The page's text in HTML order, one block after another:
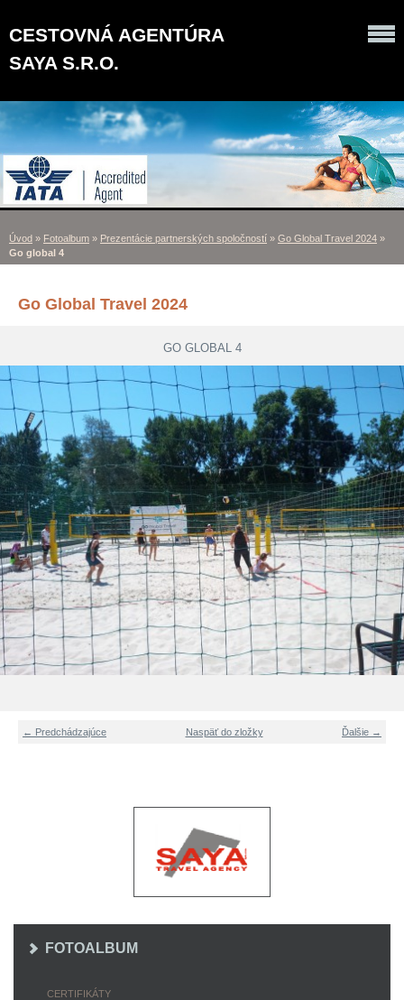
CESTOVNÁ AGENTÚRA
SAYA S.R.O.
Úvod » Fotoalbum » Prezentácie partnerských spoločností » Go Global Travel 2024 »
Go global 4
Go Global Travel 2024
GO GLOBAL 4
← Predchádzajúce Ďalšie →
Naspäť do zložky
FOTOALBUM
CERTIFIKÁTY